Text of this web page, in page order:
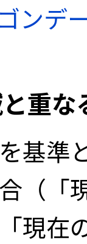
ンデ
重
基準
（「
現在